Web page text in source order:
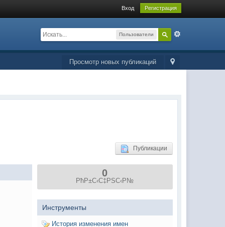
Вход Регистрация
Пользователи
Просмотр новых публикаций
Публикации
0
РћР±С‹С‡РЅС‹Р№
Инструменты
История изменения имен